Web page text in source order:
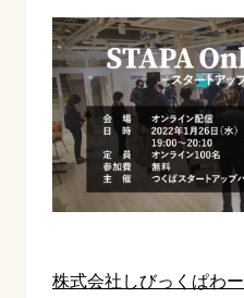
株式会社しびっくぱわー